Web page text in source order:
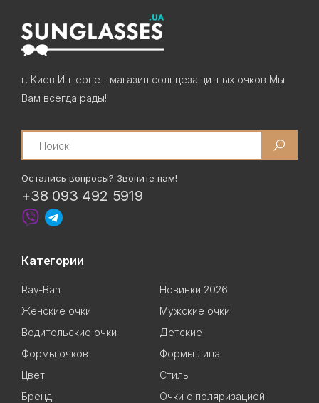
г. Киев Интернет-магазин солнцезащитных очков Мы
Вам всегда рады!
Search
Остались вопросы? Звоните нам!
+38 093 492 5919
Категории
Ray-Ban
Новинки 2026
Женские очки
Мужские очки
Водительские очки
Детские
Формы очков
Формы лица
Цвет
Стиль
Бренд
Очки с поляризацией